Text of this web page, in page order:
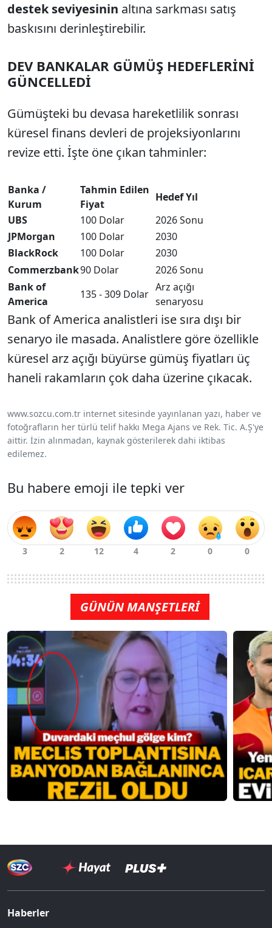
destek seviyesinin altına sarkması satış
baskısını derinleştirebilir.
DEV BANKALAR GÜMÜŞ HEDEFLERİNİ
GÜNCELLEDİ
Gümüşteki bu devasa hareketlilik sonrası
küresel finans devleri de projeksiyonlarını
revize etti. İşte öne çıkan tahminler:
Banka /
Kurum
Tahmin Edilen
Fiyat
Hedef Yıl
UBS
100 Dolar
2026 Sonu
JPMorgan
100 Dolar
2030
BlackRock
100 Dolar
2030
Commerzbank90 Dolar
2026 Sonu
Bank of
America
135 - 309 Dolar
Arz açığı
senaryosu
Bank of America analistleri ise sıra dışı bir
senaryo ile masada. Analistlere göre özellikle
küresel arz açığı büyürse gümüş fiyatları üç
haneli rakamların çok daha üzerine çıkacak.
www.sozcu.com.tr internet sitesinde yayınlanan yazı, haber ve
fotoğrafların her türlü telif hakkı Mega Ajans ve Rek. Tic. A.Ş'ye
aittir. İzin alınmadan, kaynak gösterilerek dahi iktibas
edilemez.
Bu habere emoji ile tepki ver
GÜNÜN MANŞETLERİ
Haberler